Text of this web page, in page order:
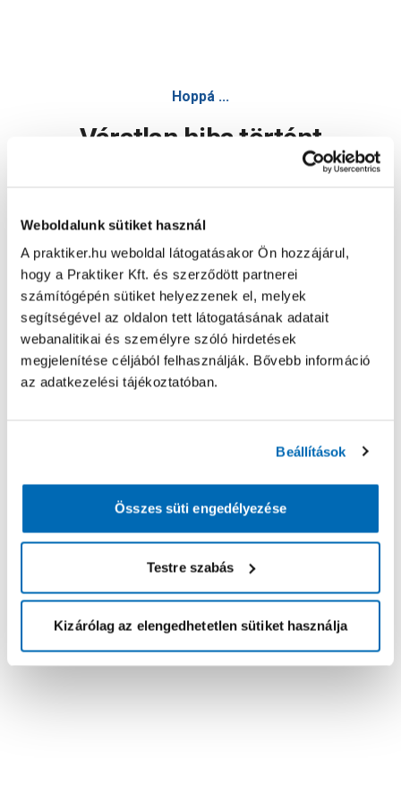
Weboldalunk sütiket használ
A praktiker.hu weboldal látogatásakor Ön hozzájárul,
hogy a Praktiker Kft. és szerződött partnerei
számítógépén sütiket helyezzenek el, melyek
segítségével az oldalon tett látogatásának adatait
webanalitikai és személyre szóló hirdetések
megjelenítése céljából felhasználják. Bővebb információ
az adatkezelési tájékoztatóban.
Beállítások
Összes süti engedélyezése
Testre szabás
Kizárólag az elengedhetetlen sütiket használja
Hoppá ...
Váratlan hiba történt
Oldal újratöltése